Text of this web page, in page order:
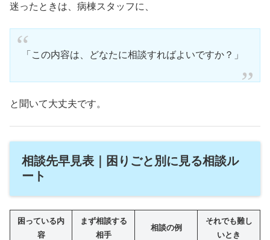
迷ったときは、病棟スタッフに、
「この内容は、どなたに相談すればよいですか？」
と聞いて大丈夫です。
相談先早見表｜困りごと別に見る相談ル
ート
困っている内
容
まず相談する
相手
相談の例
それでも難し
いとき